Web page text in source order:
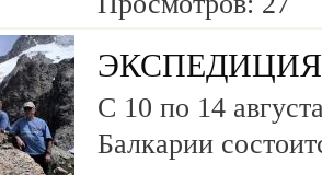
С 10 по 14
Балкарии